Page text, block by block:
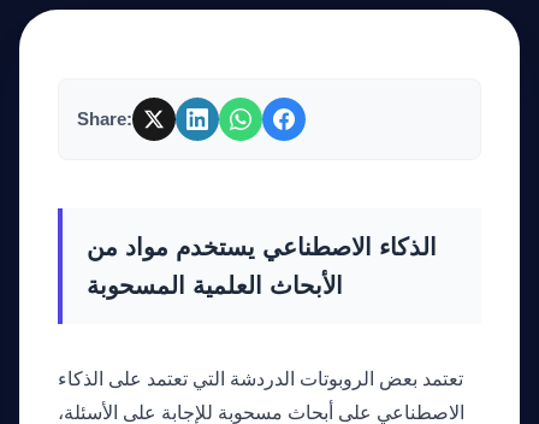
Share:
الذكاء الاصطناعي يستخدم مواد من
الأبحاث العلمية المسحوبة
تعتمد بعض الروبوتات الدردشة التي تعتمد على الذكاء
الاصطناعي على أبحاث مسحوبة للإجابة على الأسئلة،